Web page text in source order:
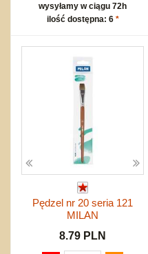
wysyłamy w ciągu 72h
ilość dostępna: 6 *
Pędzel nr 20 seria 121
MILAN
8.79 PLN